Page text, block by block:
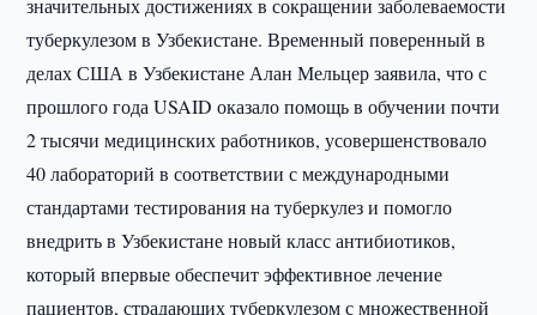
значительных достижениях в сокращении заболеваемости
туберкулезом в Узбекистане. Временный поверенный в
делах США в Узбекистане Алан Мельцер заявила, что с
прошлого года USAID оказало помощь в обучении почти
2 тысячи медицинских работников, усовершенствовало
40 лабораторий в соответствии с международными
стандартами тестирования на туберкулез и помогло
внедрить в Узбекистане новый класс антибиотиков,
который впервые обеспечит эффективное лечение
пациентов, страдающих туберкулезом с множественной